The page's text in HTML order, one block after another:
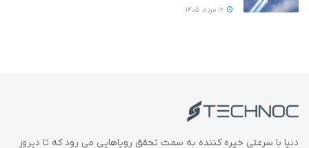
دنیا با سرعتی خیره کننده به سمت تحقق رویاهایی می رود که تا دیروز